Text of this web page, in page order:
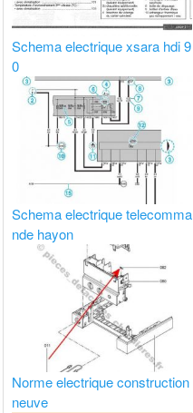
Schema electrique xsara hdi 9
0
Schema electrique telecomma
nde hayon
Norme electrique construction
neuve